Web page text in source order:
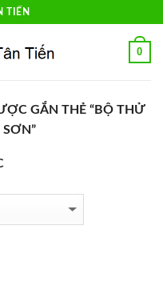
TIẾN
0
GẮN THẺ “BỘ THỬ